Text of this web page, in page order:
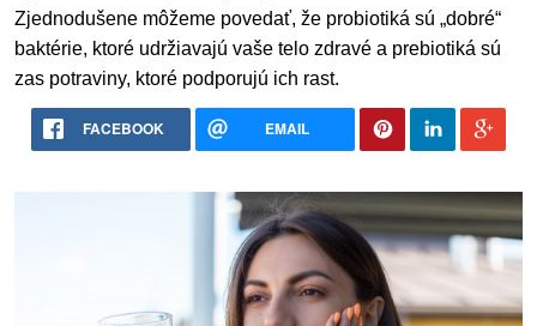
Zjednodušene môžeme povedať, že probiotiká sú „dobré“
baktérie, ktoré udržiavajú vaše telo zdravé a prebiotiká sú
zas potraviny, ktoré podporujú ich rast.
FACEBOOK EMAIL